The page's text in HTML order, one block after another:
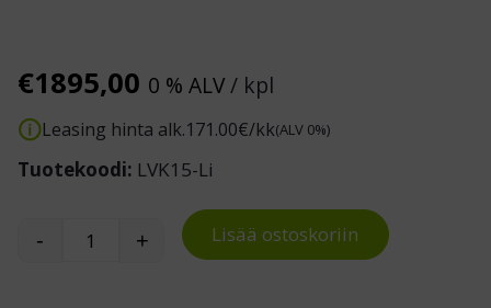
€1895,00 0 % ALV/ kpl
Leasing hinta alk.171.00€/kk(ALV 0%)
Tuotekoodi: LVK15-Li
Kevyt lavansiirtovaunu 1500kg määrä
- + Lisää ostoskoriin